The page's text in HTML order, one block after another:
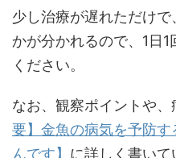
少し治療が遅れただけ
かが分かれるので、1日
ください。
なお、観察ポイントや
要】金魚の病気を予防
んです】 に詳しく書いて